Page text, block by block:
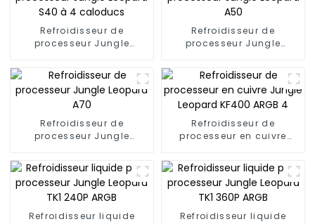
Refroidisseur de
processeur Jungle
caloducs
Refroidisseur de
processeur Jungle
Refroidisseur de
processeur Jungle
Refroidisseur de
processeur en cuivre
ARGB 4
Refroidisseur liquide
Refroidisseur liquide